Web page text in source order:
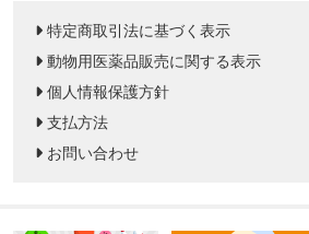
特定商取引法に基づく表示
動物用医薬品販売に関する表示
個人情報保護方針
支払方法
お問い合わせ